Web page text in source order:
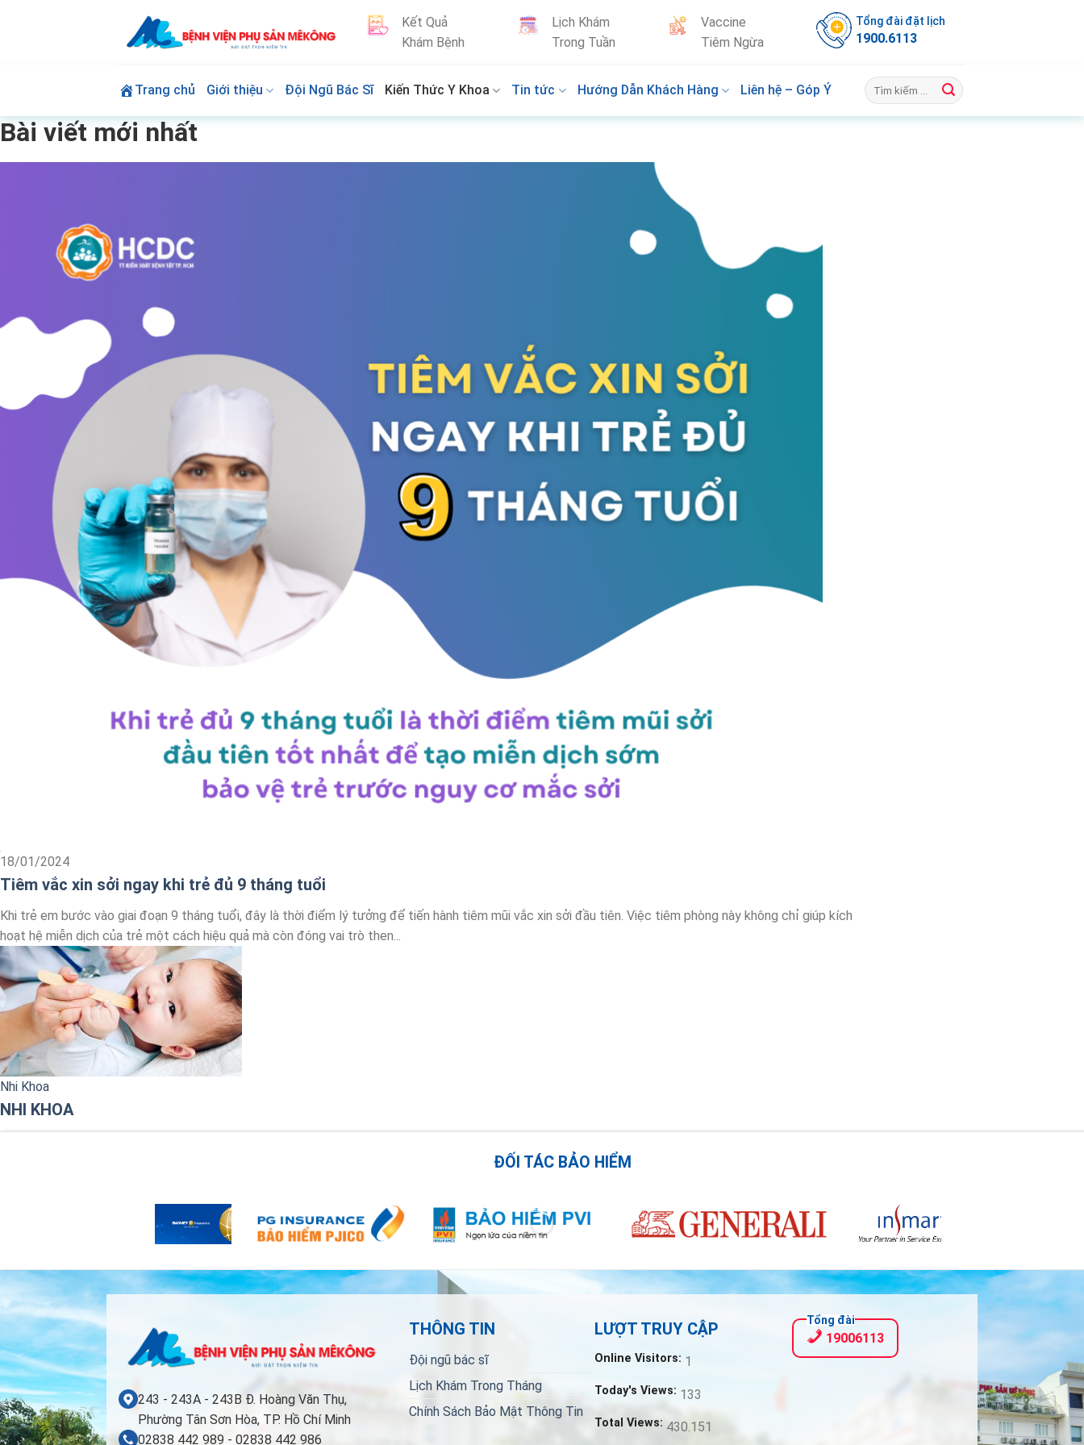
Kết Quả
Khám Bệnh
Lịch Khám
Trong Tuần
Vaccine
Tiêm Ngừa
Tổng đài đặt lịch
1900.6113
Trang chủ Giới thiệu Đội Ngũ Bác Sĩ Kiến Thức Y Khoa Tin tức Hướng Dẫn Khách Hàng Liên hệ – Góp Ý
Bài viết mới nhất
18/01/2024
Tiêm vắc xin sởi ngay khi trẻ đủ 9 tháng tuổi
Khi trẻ em bước vào giai đoạn 9 tháng tuổi, đây là thời điểm lý tưởng để tiến hành tiêm mũi vắc xin sởi đầu tiên. Việc tiêm phòng này không chỉ giúp kích
hoạt hệ miễn dịch của trẻ một cách hiệu quả mà còn đóng vai trò then...
Nhi Khoa
NHI KHOA
ĐỐI TÁC BẢO HIỂM
243 - 243A - 243B Đ. Hoàng Văn Thụ,
Phường Tân Sơn Hòa, TP. Hồ Chí Minh
02838 442 989 - 02838 442 986
THÔNG TIN
Đội ngũ bác sĩ
Lịch Khám Trong Tháng
Chính Sách Bảo Mật Thông Tin
LƯỢT TRUY CẬP
Online Visitors: 1
Today's Views: 133
Total Views: 430.151
Tổng đài
19006113